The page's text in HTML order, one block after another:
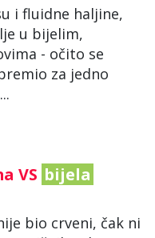
i fluidne haljine,
u bijelim,
- očito se
za jedno
VS bijela
bio crveni, čak ni